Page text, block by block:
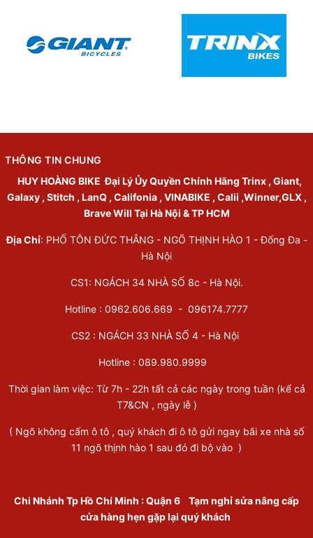
THÔNG TIN CHUNG
HUY HOÀNG BIKE Đại Lý Ủy Quyền Chính Hãng Trinx , Giant,
Galaxy , Stitch , LanQ , Califonia , VINABIKE , Calii ,Winner,GLX ,
Brave Will Tại Hà Nội & TP HCM
Địa Chỉ: PHỐ TÔN ĐỨC THẮNG - NGÕ THỊNH HÀO 1 - Đống Đa -
Hà Nội
CS1: NGÁCH 34 NHÀ SỐ 8c - Hà Nội.
Hotline : 0962.606.669 - 096174.7777
CS2 : NGÁCH 33 NHÀ SỐ 4 - Hà Nội
Hotline : 089.980.9999
Thời gian làm việc: Từ 7h - 22h tất cả các ngày trong tuần (kể cả
T7&CN , ngày lễ )
( Ngõ không cấm ô tô , quý khách đi ô tô gửi ngay bãi xe nhà số
11 ngõ thịnh hào 1 sau đó đi bộ vào )
Chi Nhánh Tp Hồ Chí Minh :Quận 6 Tạm nghỉ sửa nâng cấp
cửa hàng hẹn gặp lại quý khách